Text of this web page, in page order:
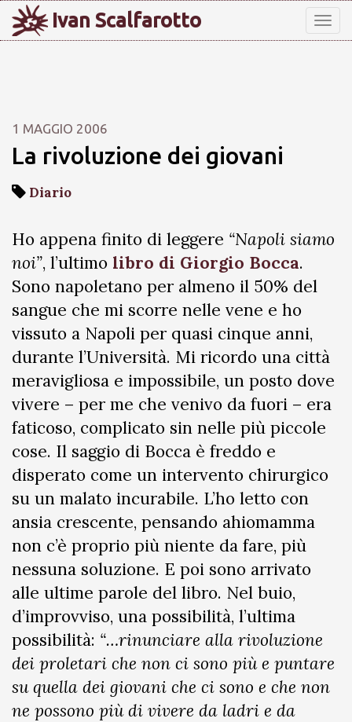
Ivan Scalfarotto
1 MAGGIO 2006
La rivoluzione dei giovani
Diario
Ho appena finito di leggere “Napoli siamo
noi”, l’ultimo libro di Giorgio Bocca.
Sono napoletano per almeno il 50% del
sangue che mi scorre nelle vene e ho
vissuto a Napoli per quasi cinque anni,
durante l’Università. Mi ricordo una città
meravigliosa e impossibile, un posto dove
vivere – per me che venivo da fuori – era
faticoso, complicato sin nelle più piccole
cose. Il saggio di Bocca è freddo e
disperato come un intervento chirurgico
su un malato incurabile. L’ho letto con
ansia crescente, pensando ahiomamma
non c’è proprio più niente da fare, più
nessuna soluzione. E poi sono arrivato
alle ultime parole del libro. Nel buio,
d’improvviso, una possibilità, l’ultima
possibilità: “…rinunciare alla rivoluzione
dei proletari che non ci sono più e puntare
su quella dei giovani che ci sono e che non
ne possono più di vivere da ladri e da